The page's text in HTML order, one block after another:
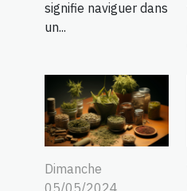
signifie naviguer dans
un...
Dimanche
05/05/2024